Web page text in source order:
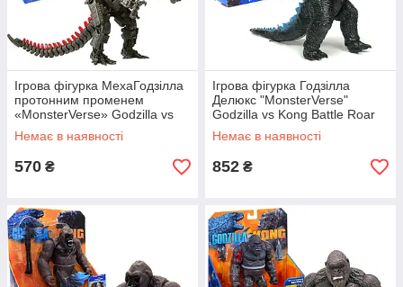
Ігрова фігурка МехаГодзілла
протонним променем
«MonsterVerse» Godzilla vs
Kong 15*30*7 см (35311)
Немає в наявності
570 ₴
Ігрова фігурка Годзілла
Делюкс "MonsterVerse"
Godzilla vs Kong Battle Roar
17*15*6 см (35501)
Немає в наявності
852 ₴